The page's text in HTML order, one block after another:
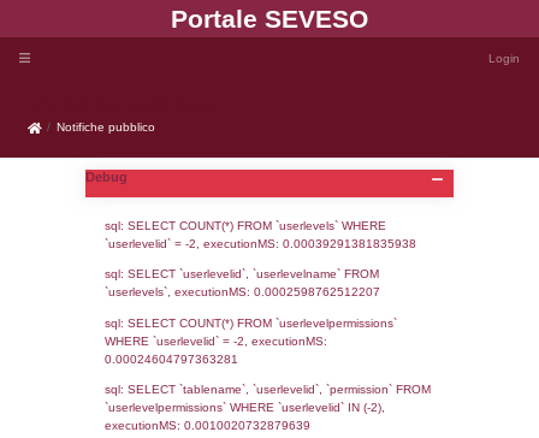
Portale
Notifiche pubblico
Notifiche pubblico
Debug
sql: SELECT COUNT(*) FROM `userlevels`
sql: SELECT `userlevelid`, `userlevelname`